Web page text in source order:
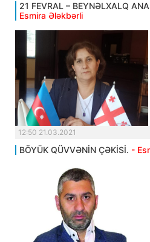
21 FEVRAL – BEYNƏLXALQ
Esmira Ələkbərli
12:50 21.03.2021
BÖYÜK QÜVVƏNİN ÇƏKİSİ. -